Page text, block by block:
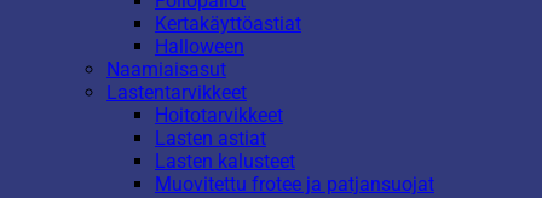
Kertakäyttöastiat
Halloween
Naamiaisasut
Lastentarvikkeet
Hoitotarvikkeet
Lasten astiat
Lasten kalusteet
Muovitettu frotee ja patjansuojat